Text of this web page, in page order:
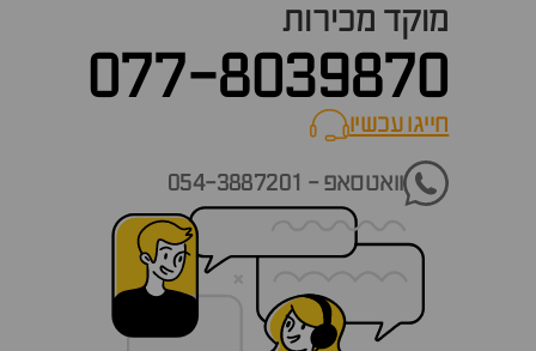
מוקד מכירות
077-8039870
חייגו עכשיוcall now
וואטסאפ - 054-3887201